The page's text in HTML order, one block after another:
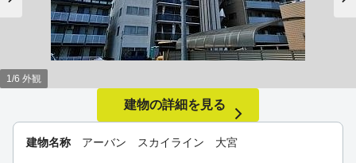
建物名称 アーバン スカイライン 大宮
1/6 外観
建物の詳細を見る